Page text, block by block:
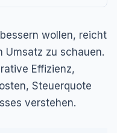
wollen, reicht
Umsatz zu schauen.
Effizienz,
Steuerquote
verstehen.